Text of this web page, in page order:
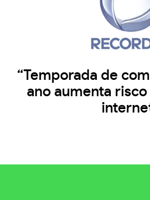
“Temporada de
ano aumenta